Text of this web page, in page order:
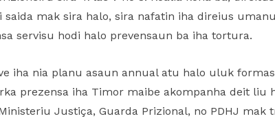
saida mak sira halo, sira nafatin iha direius
servisu hodi halo prevensaun ba iha tortura.
iha nia planu asaun annual atu halo uluk
prezensa iha Timor maibe akompanha deit
Justiça, Guarda Prizional, no PDHJ